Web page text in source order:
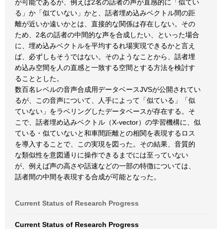
が可能であるが、例えば2名の話者の声が直感的に「似てい
る」か「似ていない」かと、話者埋め込みベクトル間の距
離が近いか遠いかとは、直接的な関係は存在しない。その
ため、2名の話者の中間的な声を合成したい、といった場合
に、埋め込みベクトルを平均するれ場実現できるかと言え
ば、必ずしもそうではない。そのようなことから、話者埋
め込み空間を人の直感と一致する空間とする方法を検討す
ることとした。
数百名レベルの音声合成用データベースJVSが公開されてい
るが、この音声について、人手によって「似ている」「似
ていない」をラベリングしたデータベースが存在する。そ
こで、話者埋め込みベクトル（X-vector）の学習機構に、似
ている・似ていないと和車間距離との相関を表現するロス
を導入することで、この実現を図った。その結果、音質的
な類似性を意図通りに操作できるまでには至っていない
が、例えば声の高さや話速などの一部の特徴については、
話者間の中間を表現する合成が可能となった。
Current Status of Research Progress
Current Status of Research Progress